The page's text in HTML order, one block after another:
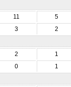
11
5
3
2
2
1
0
1